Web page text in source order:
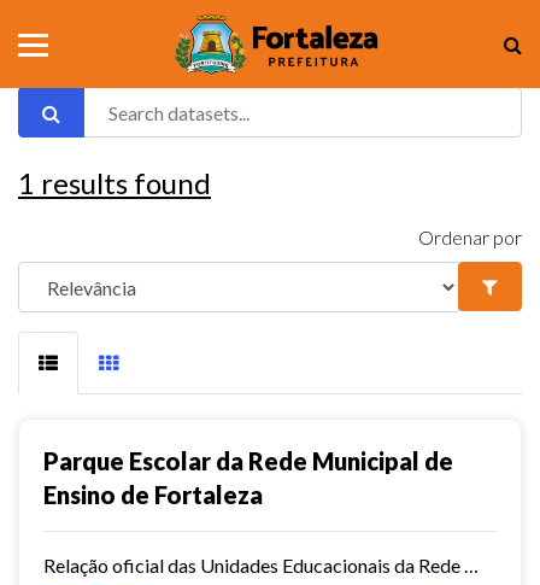
1 results found
Ordenar por
Parque Escolar da Rede Municipal de
Ensino de Fortaleza